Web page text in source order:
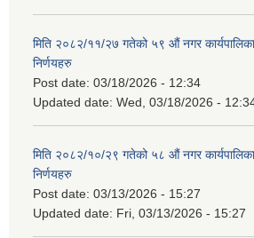
मिति २०८२/११/२७ गतेको ५९ औं नगर
निर्णयहरु
Post date: 03/18/2026 - 12:34
Updated date: Wed, 03/18/2026 -
मिति २०८२/१०/२९ गतेको ५८ औं नगर
निर्णयहरु
Post date: 03/13/2026 - 15:27
Updated date: Fri, 03/13/2026 - 15:27